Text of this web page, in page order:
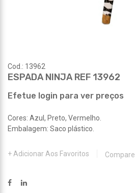
Cod.: 13962
ESPADA NINJA REF 13962
Efetue login para ver preços
Cores: Azul, Preto, Vermelho.
Embalagem: Saco plástico.
Adicionar Aos Favoritos Compare